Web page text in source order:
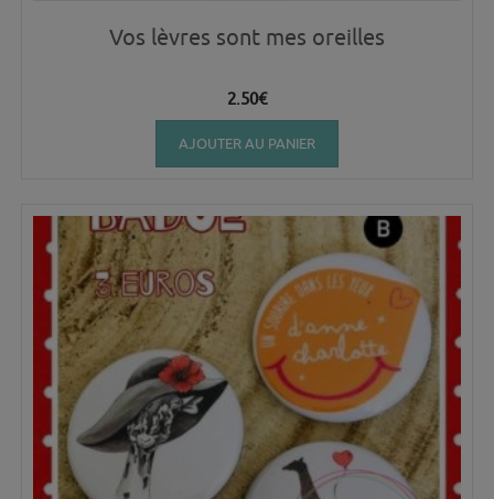
Vos lèvres sont mes oreilles
2.50€
AJOUTER AU PANIER